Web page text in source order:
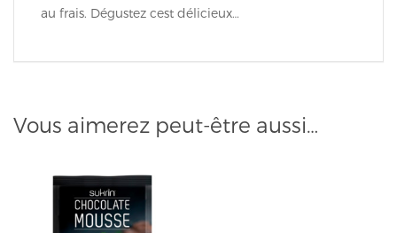
au frais. Dégustez cest délicieux…
Vous aimerez peut-être aussi…